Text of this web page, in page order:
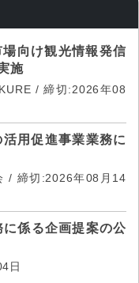
向け観光情報発信
施
/ 締切:2026年08
用促進事業業務に
/ 締切:2026年08月14
係る企画提案の公
日